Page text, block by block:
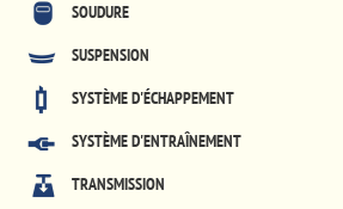
SOUDURE
SUSPENSION
SYSTÈME D'ÉCHAPPEMENT
SYSTÈME D'ENTRAÎNEMENT
TRANSMISSION